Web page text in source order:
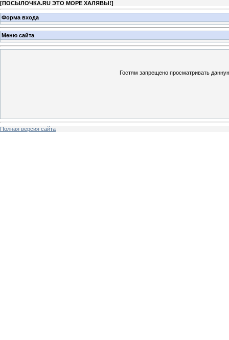
[ПОСЫЛОЧКА.RU ЭТО МОРЕ ХАЛЯВЫ!]
Форма входа
Меню сайта
Гостям запрещено просматривать
Полная версия сайта